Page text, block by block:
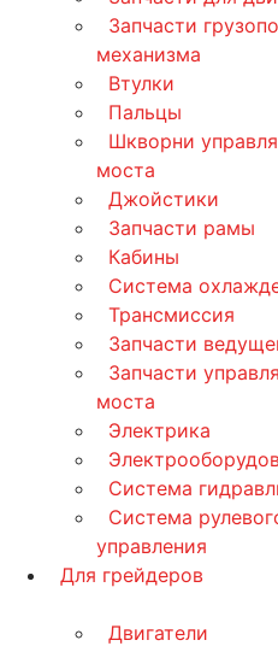
Запчасти
механизма
Втулки
Пальцы
Шкворни
моста
Джойстики
Запчасти рамы
Кабины
Система
Трансмиссия
Запчасти
Запчасти
моста
Электрика
Система
Система
управления
Для грейдеров
Двигатели